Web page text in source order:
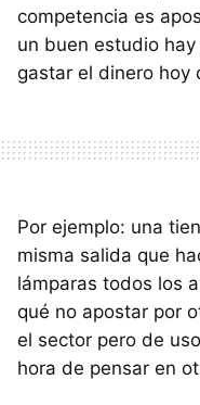
competencia es
un buen estudio
gastar el dinero hoy
Por ejemplo: una
misma salida que
lámparas todos los
qué no apostar por
el sector pero de
hora de pensar en